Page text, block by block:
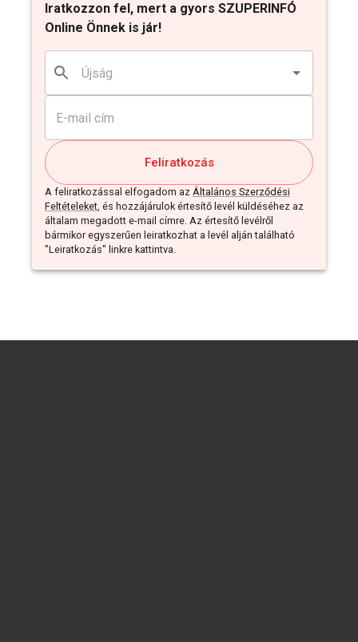
Iratkozzon fel, mert a gyors SZUPERINFÓ
Online Önnek is jár!
Feliratkozás
A feliratkozással elfogadom az Általános Szerződési
Feltételeket, és hozzájárulok értesítő levél küldéséhez az
általam megadott e-mail címre. Az értesítő levélről
bármikor egyszerűen leiratkozhat a levél alján található
"Leiratkozás" linkre kattintva.